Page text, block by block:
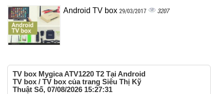
Android TV box 29/03/2017 3207
TV box Mygica ATV1220 T2 Tại Android
TV box / TV box của trang Siêu Thị Kỹ
Thuật Số, 07/08/2026 15:27:31